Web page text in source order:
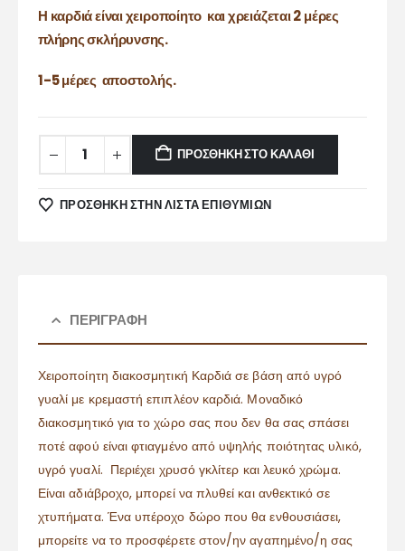
Η καρδιά είναι χειροποίητο και χρειάζεται 2 μέρες
πλήρης σκλήρυνσης.
1-5 μέρες αποστολής.
ΠΡΟΣΘΉΚΗ ΣΤΟ ΚΑΛΆΘΙ
ΠΡΌΣΘΉΚΗ ΣΤΗΝ ΛΊΣΤΑ ΕΠΙΘΥΜΙΏΝ
ΠΕΡΙΓΡΑΦΉ
Χειροποίητη διακοσμητική Καρδιά σε βάση από υγρό
γυαλί με κρεμαστή επιπλέον καρδιά. Μοναδικό
διακοσμητικό για το χώρο σας που δεν θα σας σπάσει
ποτέ αφού είναι φτιαγμένο από υψηλής ποιότητας υλικό,
υγρό γυαλί. Περιέχει χρυσό γκλίτερ και λευκό χρώμα.
Είναι αδιάβροχο, μπορεί να πλυθεί και ανθεκτικό σε
χτυπήματα. Ένα υπέροχο δώρο που θα ενθουσιάσει,
μπορείτε να το προσφέρετε στον/ην αγαπημένο/η σας